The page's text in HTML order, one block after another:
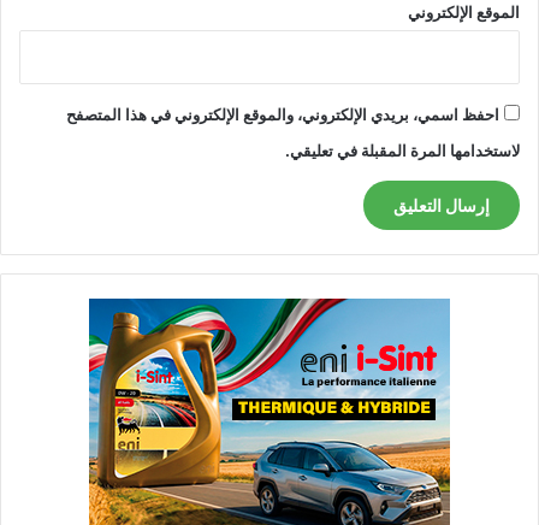
الموقع الإلكتروني
احفظ اسمي، بريدي الإلكتروني، والموقع الإلكتروني في هذا المتصفح
لاستخدامها المرة المقبلة في تعليقي.